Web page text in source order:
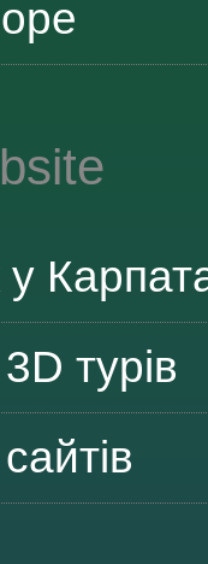
у
турів